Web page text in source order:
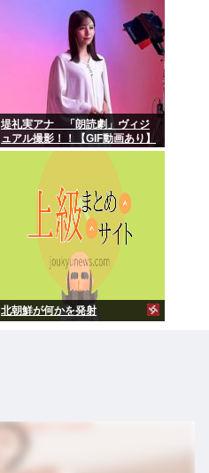
堤礼実アナ 「朗読劇」ヴィジ
ュアル撮影！！【GIF動画あり】
北朝鮮が何かを発射